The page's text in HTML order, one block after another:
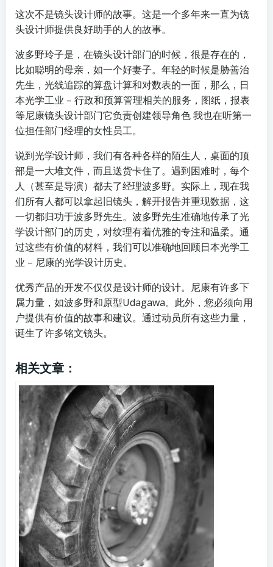
这次不是镜头设计师的故事。这是一个多年来一直为镜
头设计师提供良好助手的人的故事。
波多野玲子是，在镜头设计部门的时候，很是存在的，
比如聪明的母亲，如一个好妻子。年轻的时候是胁善治
先生，光线追踪的算盘计算和对数表的一面，那么，日
本光学工业 – 行政和预算管理相关的服务，图纸，报表
等尼康镜头设计部门它负责创建领导角色 我也在听第一
位担任部门经理的女性员工。
说到光学设计师，我们有各种各样的陌生人，桌面的顶
部是一大堆文件，而且送货卡住了。遇到困难时，每个
人（甚至是导演）都去了经理波多野。实际上，现在我
们所有人都可以拿起旧镜头，解开报告并重现数据，这
一切都归功于波多野先生。波多野先生准确地传承了光
学设计部门的历史，对纹理有着优雅的专注和温柔。通
过这些有价值的材料，我们可以准确地回顾日本光学工
业 – 尼康的光学设计历史。
优秀产品的开发不仅仅是设计师的设计。尼康有许多下
属力量，如波多野和原型Udagawa。此外，您必须向用
户提供有价值的故事和建议。通过动员所有这些力量，
诞生了许多铭文镜头。
相关文章：